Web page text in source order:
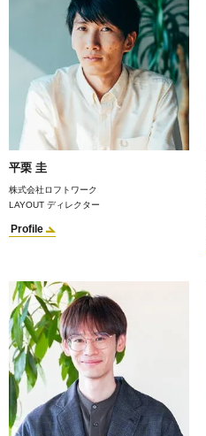
平栗 圭
株式会社ロフトワーク
LAYOUT ディレクター
Profile